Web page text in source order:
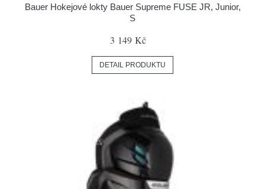
Bauer Hokejové lokty Bauer Supreme FUSE JR, Junior,
S
3 149 Kč
DETAIL PRODUKTU